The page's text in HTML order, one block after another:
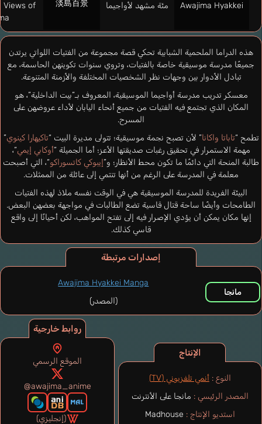
هذه الدراما الملحمية الشبابية تحكي قصة مجموعة من الفتيات اللواتي يرتدن
جميعًا مدرسة موسيقية خاصة بالفتيات، وتروي سنوات تكوينهن الحاسمة، مع
تبادل الأدوار بين وجهات نظر الشخصيات المختلفة والأزمنة المتنوعة.
معسكر تدريب مدرسة أواجيما الموسيقية، المعروف بـ”بيت الداخلية”، هو
المكان الذي تجتمع فيه الفتيات من جميع أنحاء اليابان لأداء عروضهن على
المسرح.
تطمح “تاباتا واكانا” لأن تصبح نجمة موسيقية؛ تتولى مديرة البيت “تاكيهارا كينوي”
مهمة الاستمرار في تحقيق رغبات صديقتها الأعز؛ أما الجميلة “أوكابي إيمي“،
طالبة المنحة التي دائمًا ما تكون محط الأنظار؛ و”إيبوكي كاتسوراكو“، التي أصبحت
معلمة في المدرسة على الرغم من أنها تنتمي إلى عائلة من الممثلات.
البيئة الفريدة للمدرسة الموسيقية هي في الوقت نفسه ملاذ لهذه الفتيات
الطامحات وأيضًا ساحة قتال قاسية تضع الطالبات في مواجهة بعضهن البعض.
إنها مكان يمكن أن يؤدي الإصرار فيه إلى تفتح المواهب، لكن أحيانًا إلى واقع
قاسي كذلك.
Awajima Hyakkei
مئة مشهد لأواجيما
淡島百景
Views of
الإنتاج
النوع :أنمي تلفزيوني (TV)
المصدر الرئيسي : مانجا على الأنترنت
استديو الإنتاج : Madhouse
إصدارات مرتبطة
مانجا
Awajima Hyakkei Manga
(المصدر)
روابط خارجية
الموقع الرسمي
@awajima_anime
(إنجليزي)